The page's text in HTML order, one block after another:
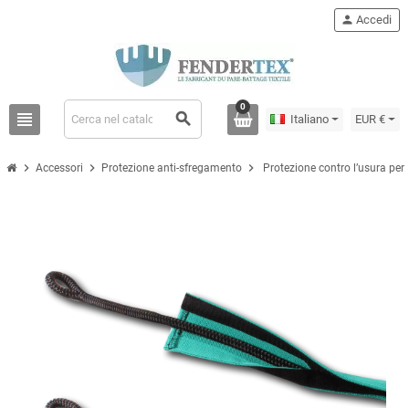
view_headline search
person Accedi
0
Italiano EUR €
chevron_right Accessori chevron_right Protezione anti-sfregamento chevron_right Protezione contro l’usura per